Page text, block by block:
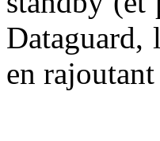
Dataguard,
en